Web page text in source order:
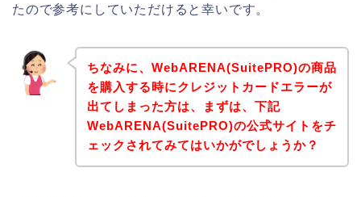
たので参考にしていただけると幸いです。
ちなみに、WebARENA(SuitePRO)の商品
を購入する時にクレジットカードエラーが
出てしまった方は、まずは、下記
WebARENA(SuitePRO)の公式サイトをチ
ェックされてみてはいかがでしょうか？